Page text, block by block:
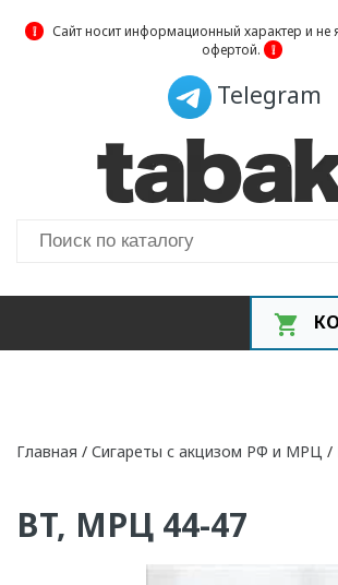
❕
Сайт носит информационный характер и не
офертой.
❕
Telegram
Главная / Сигареты с акцизом РФ и МРЦ /
BT, МРЦ 44-47